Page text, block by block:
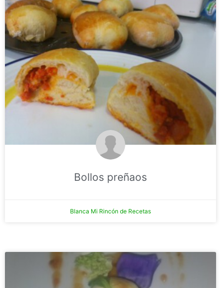
Bollos preñaos
Blanca Mi Rincón de Recetas